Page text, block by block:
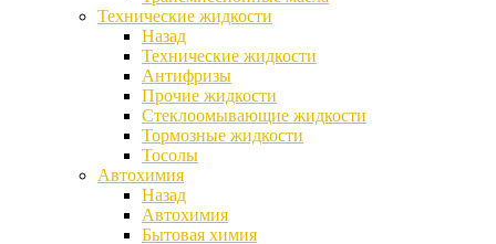
Технические жидкости
Назад
Технические жидкости
Антифризы
Прочие жидкости
Стеклоомывающие жидкости
Тормозные жидкости
Тосолы
Автохимия
Назад
Автохимия
Бытовая химия